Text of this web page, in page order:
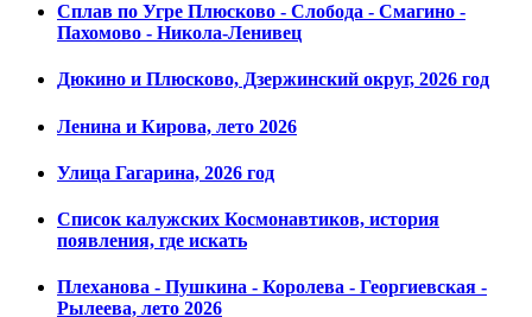
Сплав по Угре Плюсково - Слобода - Смагино -
Пахомово - Никола-Ленивец
Дюкино и Плюсково, Дзержинский округ, 2026 год
Ленина и Кирова, лето 2026
Улица Гагарина, 2026 год
Список калужских Космонавтиков, история
появления, где искать
Плеханова - Пушкина - Королева - Георгиевская -
Рылеева, лето 2026